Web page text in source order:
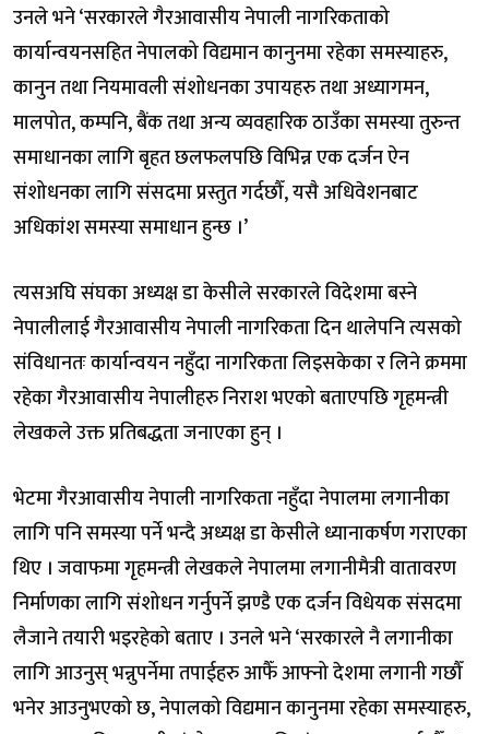
उनले भने ‘सरकारले गैरआवासीय नेपाली नागरिकताको
कार्यान्वयनसहित नेपालको विद्यमान कानुनमा रहेका समस्याहरु,
कानुन तथा नियमावली संशोधनका उपायहरु तथा अध्यागमन,
मालपोत, कम्पनि, बैंक तथा अन्य व्यवहारिक ठाउँका समस्या तुरुन्त
समाधानका लागि बृहत छलफलपछि विभिन्न एक दर्जन ऐन
संशोधनका लागि संसदमा प्रस्तुत गर्दछौँ, यसै अधिवेशनबाट
अधिकांश समस्या समाधान हुन्छ ।’
त्यसअघि संघका अध्यक्ष डा केसीले सरकारले विदेशमा बस्ने
नेपालीलाई गैरआवासीय नेपाली नागरिकता दिन थालेपनि त्यसको
संविधानतः कार्यान्वयन नहुँदा नागरिकता लिइसकेका र लिने क्रममा
रहेका गैरआवासीय नेपालीहरु निराश भएको बताएपछि गृहमन्त्री
लेखकले उक्त प्रतिबद्धता जनाएका हुन् ।
भेटमा गैरआवासीय नेपाली नागरिकता नहुँदा नेपालमा लगानीका
लागि पनि समस्या पर्ने भन्दै अध्यक्ष डा केसीले ध्यानाकर्षण गराएका
थिए । जवाफमा गृहमन्त्री लेखकले नेपालमा लगानीमैत्री वातावरण
निर्माणका लागि संशोधन गर्नुपर्ने झण्डै एक दर्जन विधेयक संसदमा
लैजाने तयारी भइरहेको बताए । उनले भने ‘सरकारले नै लगानीका
लागि आउनुस् भन्नुपर्नेमा तपाईहरु आफैँ आफ्नो देशमा लगानी गछौँ
भनेर आउनुभएको छ, नेपालको विद्यमान कानुनमा रहेका समस्याहरु,